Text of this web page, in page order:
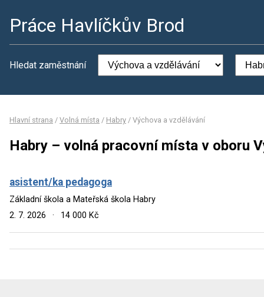
Práce Havlíčkův Brod
Hledat zaměstnání
Hlavní strana / Volná místa / Habry / Výchova a vzdělávání
Habry – volná pracovní místa v oboru
asistent/ka pedagoga
Základní škola a Mateřská škola Habry
2. 7. 2026
· 14 000 Kč